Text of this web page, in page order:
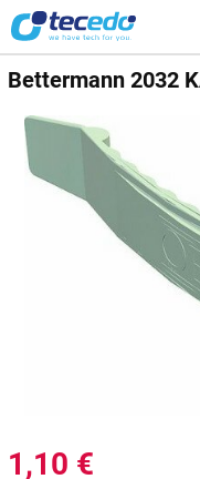
Bettermann 2032
1,10 €